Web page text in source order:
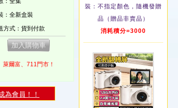
：全新盒裝
方式：貨到付款
爾富、711門市！
為會員！！
裝：不指定顏色，隨機發贈
品（贈品非賣品）
消耗積分=3000